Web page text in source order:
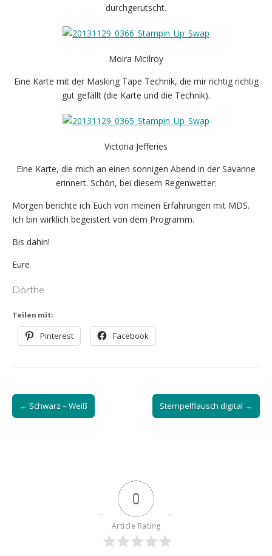
durchgerutscht.
Moira McIlroy
Eine Karte mit der Masking Tape Technik, die mir richtig richtig
gut gefällt (die Karte und die Technik).
Victoria Jefferies
Eine Karte, die mich an einen sonnigen Abend in der Savanne
erinnert. Schön, bei diesem Regenwetter.
Morgen berichte ich Euch von meinen Erfahrungen mit MDS.
Ich bin wirklich begeistert von dem Programm.
Bis dahin!
Eure
Dörthe
Teilen mit:
Pinterest Facebook
Post
navigation
← Schwarz – Weiß Stempelflausch digital →
0
Article Rating